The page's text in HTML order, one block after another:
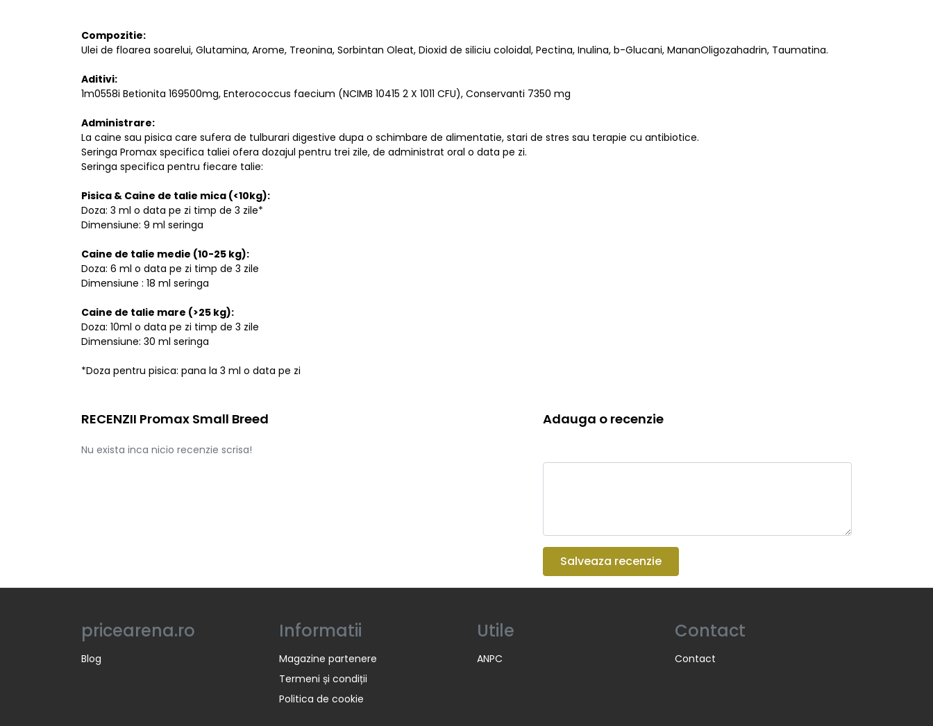
Compozitie:
Ulei de floarea soarelui, Glutamina, Arome, Treonina, Sorbintan Oleat, Dioxid de siliciu coloidal, Pectina, Inulina, b-Glucani, MananOligozahadrin, Taumatina.
Aditivi:
1m0558i Betionita 169500mg, Enterococcus faecium (NCIMB 10415 2 X 1011 CFU), Conservanti 7350 mg
Administrare:
La caine sau pisica care sufera de tulburari digestive dupa o schimbare de alimentatie, stari de stres sau terapie cu antibiotice.
Seringa Promax specifica taliei ofera dozajul pentru trei zile, de administrat oral o data pe zi.
Seringa specifica pentru fiecare talie:
Pisica & Caine de talie mica (<10kg):
Doza: 3 ml o data pe zi timp de 3 zile*
Dimensiune: 9 ml seringa
Caine de talie medie (10-25 kg):
Doza: 6 ml o data pe zi timp de 3 zile
Dimensiune : 18 ml seringa
Caine de talie mare (>25 kg):
Doza: 10ml o data pe zi timp de 3 zile
Dimensiune: 30 ml seringa
*Doza pentru pisica: pana la 3 ml o data pe zi
RECENZII Promax Small Breed
Nu exista inca nicio recenzie scrisa!
Adauga o recenzie
Salveaza recenzie
pricearena.ro
Blog
Informatii
Magazine partenere
Termeni și condiții
Politica de cookie
Utile
ANPC
Contact
Contact